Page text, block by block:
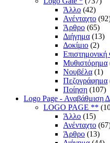
Άλλο (42)
Ανένταχτο
Άρθρο (65)
Διήγημα (13)
Δοκίμιο (2)
Επιστημονική
Μυθιστόρημα
Νουβέλα (1)
Πεζογράφημα
Ποίηση (107)
Logo Page - Αναβάθμιση
LOGO PAGE **
Άλλο (15)
Ανένταχτο
Άρθρο (13)